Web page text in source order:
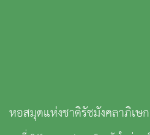
หอสมุดแห่งชาติรัชมังคลาภิเษ